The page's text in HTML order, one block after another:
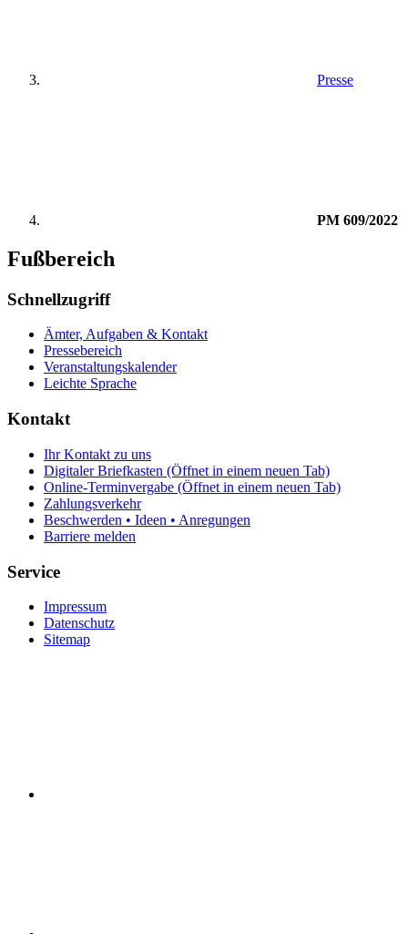
Presse
PM 609/2022
Fußbereich
Schnellzugriff
Ämter, Aufgaben & Kontakt
Pressebereich
Veranstaltungskalender
Leichte Sprache
Kontakt
Ihr Kontakt zu uns
Digitaler Briefkasten (Öffnet in einem neuen Tab)
Online-Terminvergabe (Öffnet in einem neuen Tab)
Zahlungsverkehr
Beschwerden • Ideen • Anregungen
Barriere melden
Service
Impressum
Datenschutz
Sitemap